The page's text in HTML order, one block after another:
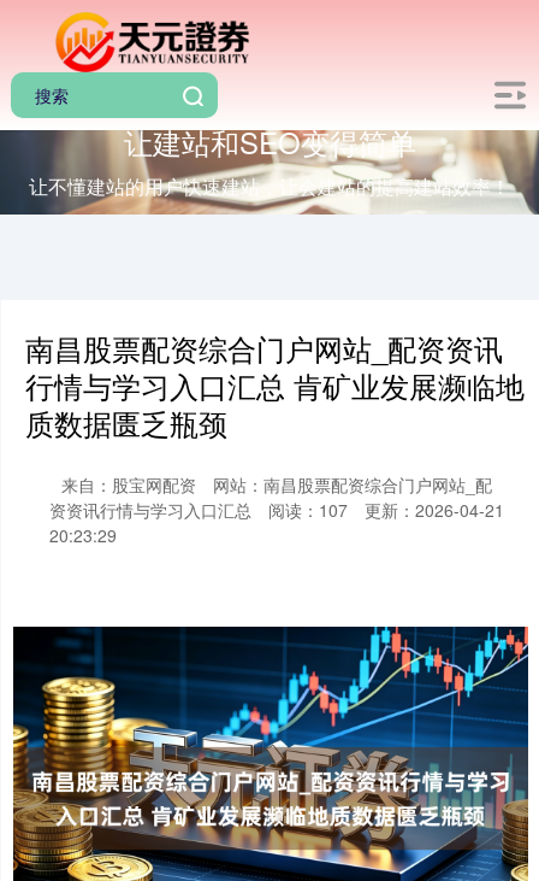
让建站和SEO变得简单
让不懂建站的用户快速建站，让会建站的提高建站效率！
南昌股票配资综合门户网站_配资资讯
行情与学习入口汇总 肯矿业发展濒临地
质数据匮乏瓶颈
来自：股宝网配资
网站：南昌股票配资综合门户网站_配
资资讯行情与学习入口汇总
阅读：107
更新：2026-04-21
20:23:29